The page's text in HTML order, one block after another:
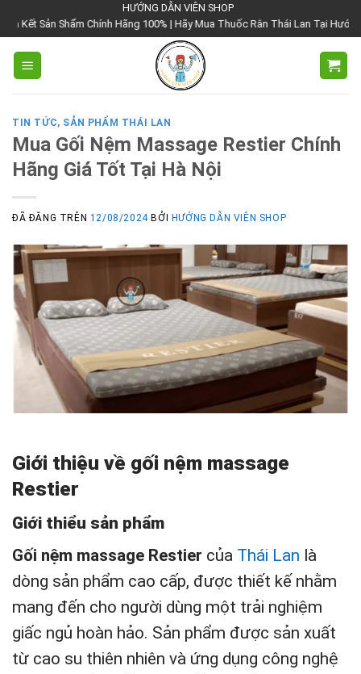
đến
nội
dung
HƯỚNG DẪN VIÊN SHOP
Chính Hãng 100% | Hãy Mua Thuốc Rắn Thái Lan Tại Hướng Dẫn Viên
TIN TỨC, SẢN PHẨM THÁI LAN
Mua Gối Nệm Massage Restier Chính
Hãng Giá Tốt Tại Hà Nội
ĐÃ ĐĂNG TRÊN 12/08/2024 BỞI HƯỚNG DẪN VIÊN SHOP
Giới thiệu về gối nệm massage
Restier
Giới thiểu sản phẩm
Gối nệm massage Restier của Thái Lan là
dòng sản phẩm cao cấp, được thiết kế nhằm
mang đến cho người dùng một trải nghiệm
giấc ngủ hoàn hảo. Sản phẩm được sản xuất
từ cao su thiên nhiên và ứng dụng công nghệ